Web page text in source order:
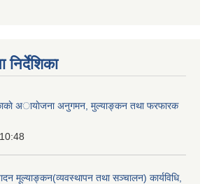
अायाेजना अनुगमन, मुल्याङ्कन तथा फरफारक
मूल्याङ्कन(व्यवस्थापन तथा सञ्चालन) कार्यविधि,